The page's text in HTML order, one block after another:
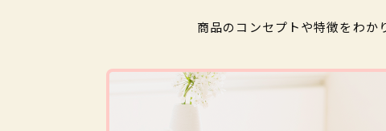
商品のコンセプトや特徴をわか